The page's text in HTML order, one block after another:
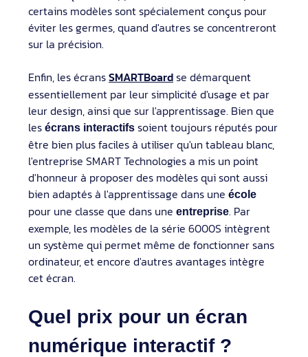
certains modèles sont spécialement conçus pour
éviter les germes, quand d'autres se concentreront
sur la précision.
Enfin, les écransSMARTBoardse démarquent
essentiellement par leur simplicité d'usage et par
leur design, ainsi que sur l'apprentissage. Bien que
les écrans interactifs soient toujours réputés pour
être bien plus faciles à utiliser qu'un tableau blanc,
l'entreprise SMART Technologies a mis un point
d'honneur à proposer des modèles qui sont aussi
bien adaptés à l'apprentissage dans une école
pour une classe que dans une entreprise. Par
exemple, les modèles de la série 6000S intègrent
un système qui permet même de fonctionner sans
ordinateur, et encore d'autres avantages intègre
cet écran.
Quel prix pour un écran
numérique interactif ?